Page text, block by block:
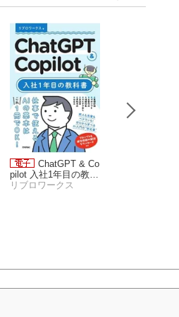
ChatGPT & Co
pilot 入社1年目の教科
書
リブロワークス